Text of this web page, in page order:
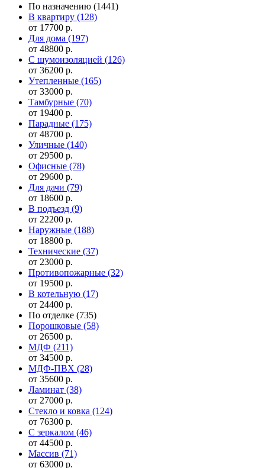
По назначению (1441)
В квартиру (128)
от 17700 р.
Для дома (197)
от 48800 р.
С шумоизоляцией (126)
от 36200 р.
Утепленные (165)
от 33000 р.
Тамбурные (70)
от 19400 р.
Парадные (175)
от 48700 р.
Уличные (140)
от 29500 р.
Офисные (78)
от 29600 р.
Для дачи (79)
от 18600 р.
В подъезд (9)
от 22200 р.
Наружные (188)
от 18800 р.
Технические (37)
от 23000 р.
Противопожарные (32)
от 19500 р.
В котельную (17)
от 24400 р.
По отделке (735)
Порошковые (58)
от 26500 р.
МДФ (211)
от 34500 р.
МДФ-ПВХ (28)
от 35600 р.
Ламинат (38)
от 27000 р.
Стекло и ковка (124)
от 76300 р.
С зеркалом (46)
от 44500 р.
Массив (71)
от 63000 р.